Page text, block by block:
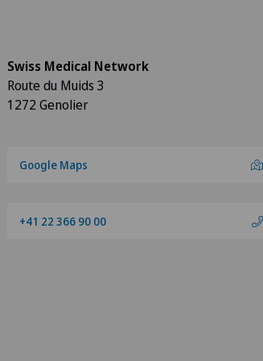
Swiss Medical Network
Route du Muids 3
1272 Genolier
Google Maps
+41 22 366 90 00